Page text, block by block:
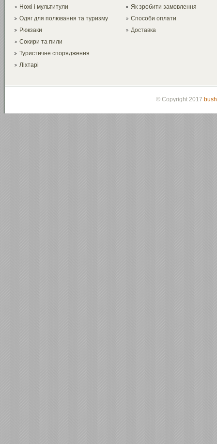
Ножі і мультитули
Одяг для полювання та туризму
Рюкзаки
Сокири та пили
Туристичне спорядження
Ліхтарі
Як зробити замовлення
Способи оплати
Доставка
© Copyright 2017